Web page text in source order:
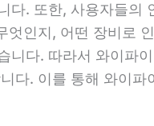
. 또한, 사용자들의
인지, 어떤 장비로
다. 따라서 와이파
다. 이를 통해 와이